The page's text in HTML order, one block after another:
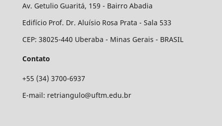
Av. Getulio Guaritá, 159 - Bairro Abadia
Edifício Prof. Dr. Aluísio Rosa Prata - Sala 533
CEP: 38025-440 Uberaba - Minas Gerais - BRASIL
Contato
+55 (34) 3700-6937
E-mail: retriangulo@uftm.edu.br